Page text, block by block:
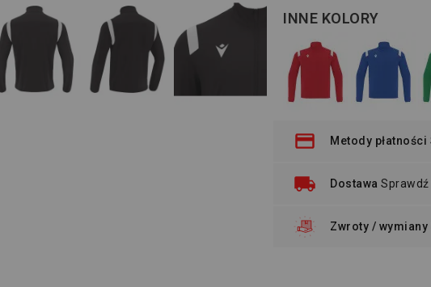
INNE KOLORY
Metody płatności
Dostawa Sprawdź
Zwroty / wymiany